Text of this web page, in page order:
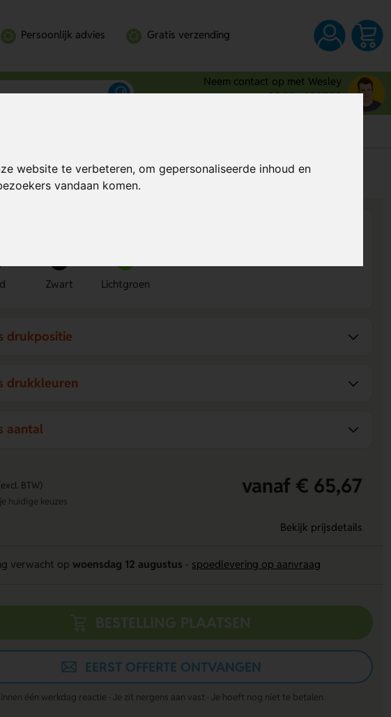
website te verbeteren, om gepersonaliseerde inhoud en
vandaan komen.
Persoonlijk advies Gratis verzending
Neem contact op met Wesley
0344 - 630709
mijn prijs Al vanaf€ 3,30 per stuk (excl. BTW)
Zwart Lichtgroen
drukpositie
drukkleuren
aantal
BTW) vanaf € 65,67
huidige keuzes
Bekijk prijsdetails
verwacht op woensdag 12 augustus spoedlevering op aanvraag
BESTELLING PLAATSEN
EERST OFFERTE ONTVANGEN
één werkdag reactie · Je zit nergens aan vast · Je hoeft nog niet te betalen